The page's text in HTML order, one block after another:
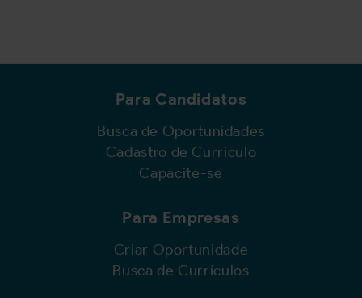
Para Candidatos
Busca de Oportunidades
Cadastro de Currículo
Capacite-se
Para Empresas
Criar Oportunidade
Busca de Currículos